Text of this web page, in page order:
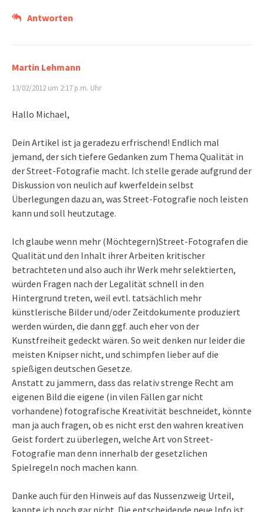
Antworten
Martin Lehmann
13/02/2012 um 2:17 p.m. Uhr
Hallo Michael,
Dein Artikel ist ja geradezu erfrischend! Endlich mal
jemand, der sich tiefere Gedanken zum Thema Qualität in
der Street-Fotografie macht. Ich stelle gerade aufgrund der
Diskussion von neulich auf kwerfeldein selbst
Überlegungen dazu an, was Street-Fotografie noch leisten
kann und soll heutzutage.
Ich glaube wenn mehr (Möchtegern)Street-Fotografen die
Qualität und den Inhalt ihrer Arbeiten kritischer
betrachteten und also auch ihr Werk mehr selektierten,
würden Fragen nach der Legalität schnell in den
Hintergrund treten, weil evtl. tatsächlich mehr
künstlerische Bilder und/oder Zeitdokumente produziert
werden würden, die dann ggf. auch eher von der
Kunstfreiheit gedeckt wären. So weit denken nur leider die
meisten Knipser nicht, und schimpfen lieber auf die
spießigen deutschen Gesetze.
Anstatt zu jammern, dass das relativ strenge Recht am
eigenen Bild die eigene (in vilen Fällen gar nicht
vorhandene) fotografische Kreativität beschneidet, könnte
man ja auch fragen, ob es nicht erst den wahren kreativen
Geist fordert zu überlegen, welche Art von Street-
Fotografie man denn innerhalb der gesetzlichen
Spielregeln noch machen kann.
Danke auch für den Hinweis auf das Nussenzweig Urteil,